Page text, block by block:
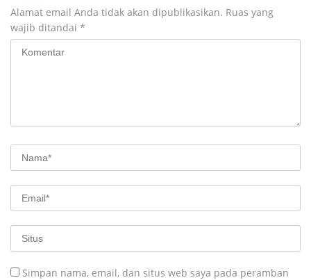
Alamat email Anda tidak akan dipublikasikan. Ruas yang
wajib ditandai *
Simpan nama, email, dan situs web saya pada peramban